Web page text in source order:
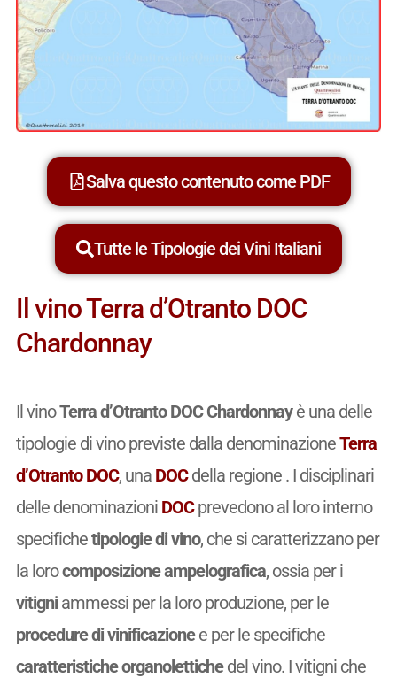
Salva questo contenuto come PDF
Tutte le Tipologie dei Vini Italiani
Il vino Terra d’Otranto DOC
Chardonnay
Il vinoTerra d’Otranto DOC Chardonnayè una delle
tipologie di vino previste dalla denominazioneTerra
d’Otranto DOC, una DOCdella regione . I disciplinari
delle denominazioni DOCprevedono al loro interno
specifichetipologie di vino, che si caratterizzano per
la lorocomposizione ampelografica, ossia per i
vitigniammessi per la loro produzione, per le
procedure di vinificazionee per le specifiche
caratteristiche organolettichedel vino. I vitigni che